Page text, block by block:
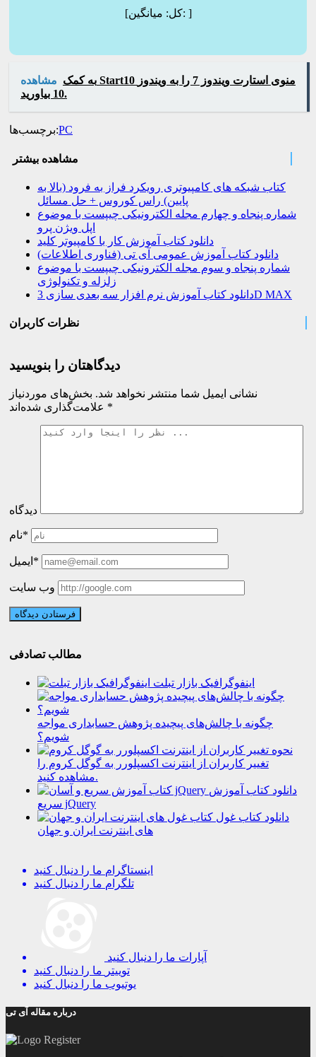
[کل:میانگین: ]
مشاهده به کمک Start10 منوی استارت ویندوز 7 را به ویندوز
10 بیاورید.
برچسب‌ها:PC
مشاهده بیشتر
کتاب شبکه های کامپیوتری رویکرد فراز به فرود (بالا به
پایین) راس کوروس + حل مسائل
شماره پنجاه و چهارم مجله الکترونیکی چیپست با موضوع
اپل ویژن پرو
دانلود کتاب آموزش کار با کامپیوتر کلید
دانلود کتاب آموزش عمومی آی تی (فناوری اطلاعات)
شماره پنجاه و سوم مجله الکترونیکی چیپست با موضوع
زلزله و تکنولوژی
دانلود کتاب آموزش نرم افزار سه بعدی سازی 3D MAX
نظرات کاربران
دیدگاهتان را بنویسید
نشانی ایمیل شما منتشر نخواهد شد. بخش‌های موردنیاز
*
دیدگاه
نام*
ایمیل*
وب سایت
مطالب تصادفی
اینفوگرافیک بازار تبلت
چگونه با چالش‌های پیچیده پژوهش حسابداری مواجه‌
شویم؟
نحوه
تغییر کاربران از اینترنت اکسپلورر به گوگل کروم را
مشاهده کنید.
دانلود کتاب آموزش
سریع jQuery
دانلود کتاب غول
های اینترنت ایران و جهان
اینستاگرام ما را دنبال کنید
تلگرام ما را دنبال کنید
آپارات ما را دنبال کنید
توییتر ما را دنبال کنید
یوتیوب ما را دنبال کنید
درباره مقاله آی تی